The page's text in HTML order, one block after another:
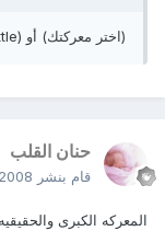
(اختر معركتك) أو (choose your battle)
حنان القلب
قام بنشر
المعركه الكبرى